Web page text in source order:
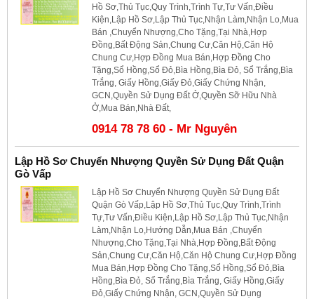
Hồ Sơ,Thủ Tục,Quy Trình,Trình Tự,Tư Vấn,Điều
Kiện,Lập Hồ Sơ,Lập Thủ Tục,Nhận Làm,Nhận Lo,Mua
Bán ,Chuyển Nhượng,Cho Tặng,Tại Nhà,Hợp
Đồng,Bất Động Sản,Chung Cư,Căn Hộ,Căn Hộ
Chung Cư,Hợp Đồng Mua Bán,Hợp Đồng Cho
Tặng,Sổ Hồng,Sổ Đỏ,Bìa Hồng,Bìa Đỏ, Sổ Trắng,Bìa
Trắng, Giấy Hồng,Giấy Đỏ,Giấy Chứng Nhận,
GCN,Quyền Sử Dụng Đất Ở,Quyền Sỡ Hữu Nhà
Ở,Mua Bán,Nhà Đất,
0914 78 78 60 - Mr Nguyên
Lập Hồ Sơ Chuyển Nhượng Quyền Sử Dụng Đất Quận
Gò Vấp
Lập Hồ Sơ Chuyển Nhượng Quyền Sử Dụng Đất
Quận Gò Vấp,Lập Hồ Sơ,Thủ Tục,Quy Trình,Trình
Tự,Tư Vấn,Điều Kiện,Lập Hồ Sơ,Lập Thủ Tục,Nhận
Làm,Nhận Lo,Hướng Dẫn,Mua Bán ,Chuyển
Nhượng,Cho Tặng,Tại Nhà,Hợp Đồng,Bất Động
Sản,Chung Cư,Căn Hộ,Căn Hộ Chung Cư,Hợp Đồng
Mua Bán,Hợp Đồng Cho Tặng,Sổ Hồng,Sổ Đỏ,Bìa
Hồng,Bìa Đỏ, Sổ Trắng,Bìa Trắng, Giấy Hồng,Giấy
Đỏ,Giấy Chứng Nhận, GCN,Quyền Sử Dụng